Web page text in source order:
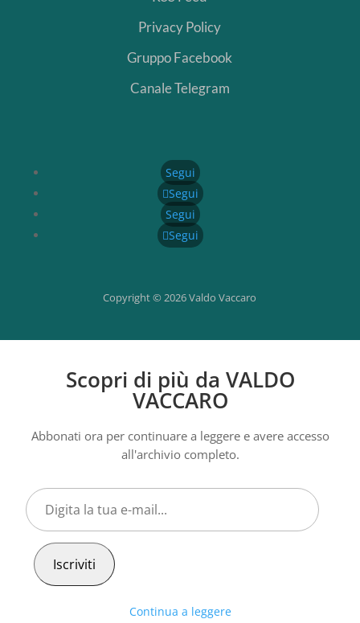
Privacy Policy
Gruppo Facebook
Canale Telegram
Segui
Segui
Segui
Segui
Copyright © 2026 Valdo Vaccaro
Scopri di più da VALDO
VACCARO
Abbonati ora per continuare a leggere e avere accesso
all'archivio completo.
Digita
la
tua
mail...Iscriviti
Continua a leggere